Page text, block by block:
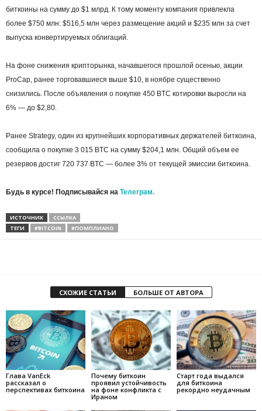
биткоины на сумму до $1 млрд. К тому моменту компания привлекла
более $750 млн: $516,5 млн через размещение акций и $235 млн за счет
выпуска конвертируемых облигаций.
На фоне снижения крипторынка, начавшегося прошлой осенью, акции
ProCap, ранее торговавшиеся выше $10, в ноябре существенно
снизились. После объявления о покупке 450 BTC котировки выросли на
6% — до $2,80.
Ранее Strategy, один из крупнейших корпоративных держателей биткоина,
сообщила о покупке 3 015 BTC на сумму $204,1 млн. Общий объем ее
резервов достиг 720 737 BTC — более 3% от текущей эмиссии биткоина.
Будь в курсе! Подписывайся на Телеграм.
ИСТОЧНИК
ССЫЛКА
ТЕГИ
#BITCOIN #ПОМПЛИАНО
СХОЖИЕ СТАТЬИ БОЛЬШЕ ОТ АВТОРА
Глава VanEck
рассказал о
перспективах биткоина
Почему биткоин
проявил устойчивость
на фоне конфликта с
Ираном
Старт года выдался
для биткоина
рекордно неудачным